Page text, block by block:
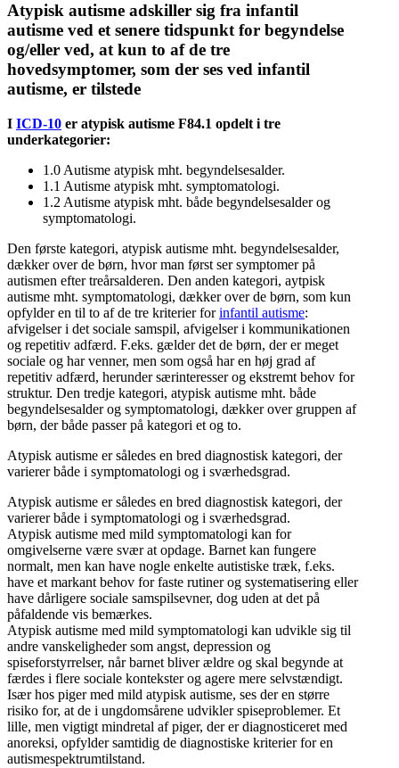
Atypisk autisme adskiller sig fra infantil
autisme ved et senere tidspunkt for begyndelse
og/eller ved, at kun to af de tre
hovedsymptomer, som der ses ved infantil
autisme, er tilstede
I ICD-10 er atypisk autisme F84.1 opdelt i tre
underkategorier:
1.0 Autisme atypisk mht. begyndelsesalder.
1.1 Autisme atypisk mht. symptomatologi.
1.2 Autisme atypisk mht. både begyndelsesalder og
symptomatologi.
Den første kategori, atypisk autisme mht. begyndelsesalder,
dækker over de børn, hvor man først ser symptomer på
autismen efter treårsalderen. Den anden kategori, aytpisk
autisme mht. symptomatologi, dækker over de børn, som kun
opfylder en til to af de tre kriterier forinfantil autisme:
afvigelser i det sociale samspil, afvigelser i kommunikationen
og repetitiv adfærd. F.eks. gælder det de børn, der er meget
sociale og har venner, men som også har en høj grad af
repetitiv adfærd, herunder særinteresser og ekstremt behov for
struktur. Den tredje kategori, atypisk autisme mht. både
begyndelsesalder og symptomatologi, dækker over gruppen af
børn, der både passer på kategori et og to.
Atypisk autisme er således en bred diagnostisk kategori, der
varierer både i symptomatologi og i sværhedsgrad.
Atypisk autisme er således en bred diagnostisk kategori, der
varierer både i symptomatologi og i sværhedsgrad.
Atypisk autisme med mild symptomatologi kan for
omgivelserne være svær at opdage. Barnet kan fungere
normalt, men kan have nogle enkelte autistiske træk, f.eks.
have et markant behov for faste rutiner og systematisering eller
have dårligere sociale samspilsevner, dog uden at det på
påfaldende vis bemærkes.
Atypisk autisme med mild symptomatologi kan udvikle sig til
andre vanskeligheder som angst, depression og
spiseforstyrrelser, når barnet bliver ældre og skal begynde at
færdes i flere sociale kontekster og agere mere selvstændigt.
Især hos piger med mild atypisk autisme, ses der en større
risiko for, at de i ungdomsårene udvikler spiseproblemer. Et
lille, men vigtigt mindretal af piger, der er diagnosticeret med
anoreksi, opfylder samtidig de diagnostiske kriterier for en
autismespektrumtilstand.